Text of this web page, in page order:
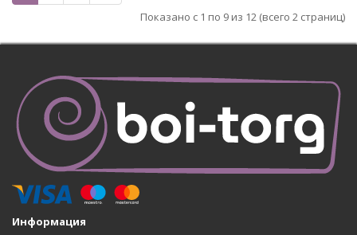
Показано с 1 по 9 из 12 (всего 2 страниц)
Информация